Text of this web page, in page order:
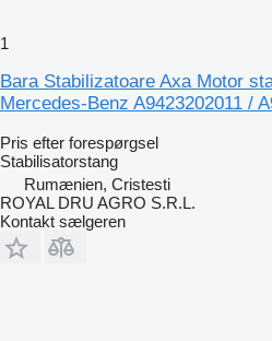
1
Bara Stabilizatoare Axa Motor
Mercedes-Benz A9423202011 /
Pris efter forespørgsel
Stabilisatorstang
Rumænien, Cristesti
ROYAL DRU AGRO S.R.L.
Kontakt sælgeren